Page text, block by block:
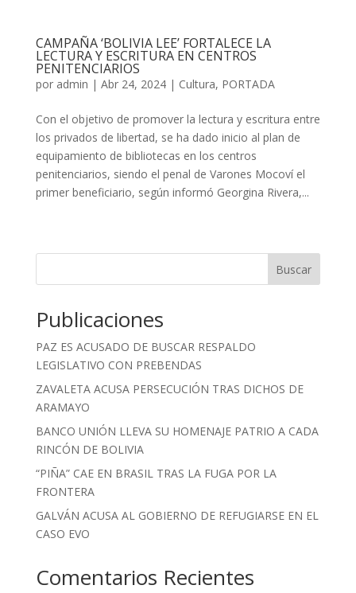
CAMPAÑA ‘BOLIVIA LEE’ FORTALECE LA
LECTURA Y ESCRITURA EN CENTROS
PENITENCIARIOS
por admin | Abr 24, 2024| Cultura, PORTADA
Con el objetivo de promover la lectura y escritura entre
los privados de libertad, se ha dado inicio al plan de
equipamiento de bibliotecas en los centros
penitenciarios, siendo el penal de Varones Mocoví el
primer beneficiario, según informó Georgina Rivera,...
Buscar
Publicaciones
PAZ ES ACUSADO DE BUSCAR RESPALDO
LEGISLATIVO CON PREBENDAS
ZAVALETA ACUSA PERSECUCIÓN TRAS DICHOS DE
ARAMAYO
BANCO UNIÓN LLEVA SU HOMENAJE PATRIO A CADA
RINCÓN DE BOLIVIA
“PIÑA” CAE EN BRASIL TRAS LA FUGA POR LA
FRONTERA
GALVÁN ACUSA AL GOBIERNO DE REFUGIARSE EN EL
CASO EVO
Comentarios Recientes